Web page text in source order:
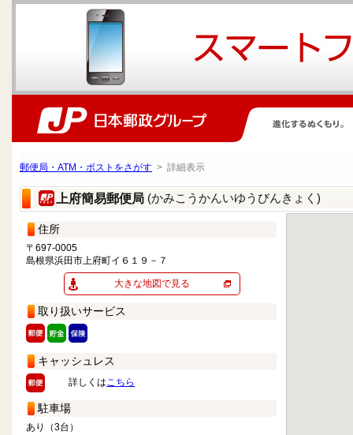
郵便局・ATM・ポストをさがす > 詳細表示
上府簡易郵便局 (かみこうかんいゆうびんきょく)
住所
〒697-0005
島根県浜田市上府町イ６１９－７
大きな地図で見る
取り扱いサービス
キャッシュレス
詳しくはこちら
駐車場
あり（3台）